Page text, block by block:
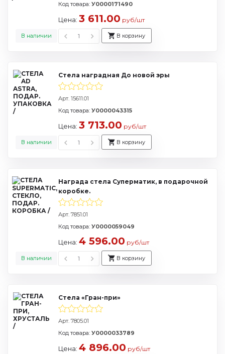
В наличии
Код товара: У0000171490
Цена: 3 611.00 руб/шт
В корзину
Стела наградная До новой эры
Арт. 15611.01
В наличии
Код товара: У0000043315
Цена: 3 713.00 руб/шт
В корзину
Награда стела Суперматик, в подарочной
коробке.
Арт. 7851.01
В наличии
Код товара: У0000059049
Цена: 4 596.00 руб/шт
В корзину
Стела «Гран-при»
Арт. 7805.01
Код товара: У0000033789
Цена: 4 896.00 руб/шт